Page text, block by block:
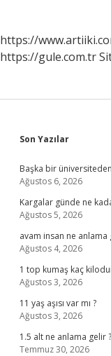
https://
https://gule.com.tr
Sidebar
Son Yazılar
Başka bir üniversiteden
Ağustos 6, 2026
Kargalar günde ne
Ağustos 5, 2026
avam insan ne anlama
Ağustos 4, 2026
1 top kumaş kaç
Ağustos 3, 2026
11 yaş aşısı var mı ?
Ağustos 3, 2026
1.5 alt ne anlama gelir ?
Temmuz 30, 2026